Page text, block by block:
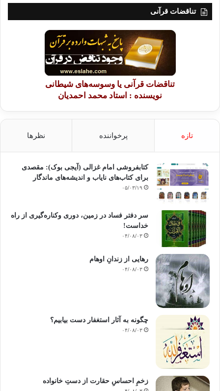
تناقضات قرآنی
تناقضات قرآنی یا وسوسه‌های شیطانی
نویسنده : استاد محمد احمدیان
تازه پرخواننده نظرها
کتابفروشی امام غزالی (آیجی بوک): مقصدی
برای کتاب‌های نایاب و اندیشه‌های ماندگار
۰۵/۰۳/۱۹
سر دفتر فساد در زمین‌، دوری وکناره‌گیری از راه
خداست‌!
۰۴/۰۸/۰۳
رهایی از زندانِ اوهام
۰۴/۰۸/۰۳
چگونه به آثار استغفار دست بیابیم؟
۰۴/۰۸/۰۳
زخمِ احساسِ حقارت از دستِ خانواده